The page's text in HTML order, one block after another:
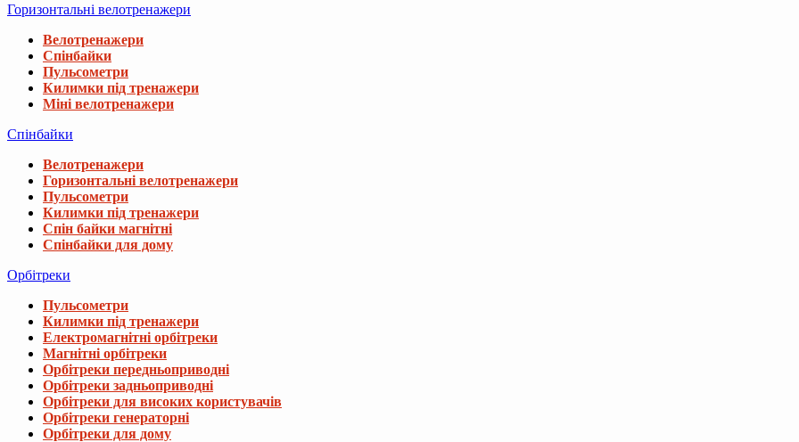
Горизонтальні велотренажери
Велотренажери
Спінбайки
Пульсометри
Килимки під тренажери
Міні велотренажери
Спінбайки
Велотренажери
Горизонтальні велотренажери
Пульсометри
Килимки під тренажери
Спін байки магнітні
Спінбайки для дому
Орбітреки
Пульсометри
Килимки під тренажери
Електромагнітні орбітреки
Магнітні орбітреки
Орбітреки передньоприводні
Орбітреки задньоприводні
Орбітреки для високих користувачів
Орбітреки генераторні
Орбітреки для дому